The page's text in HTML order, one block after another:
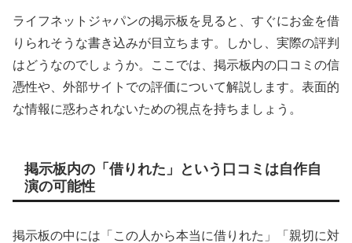
ライフネットジャパンの掲示板を見ると、すぐにお金を借
りられそうな書き込みが目立ちます。しかし、実際の評判
はどうなのでしょうか。ここでは、掲示板内の口コミの信
憑性や、外部サイトでの評価について解説します。表面的
な情報に惑わされないための視点を持ちましょう。
掲示板内の「借りれた」という口コミは自作自
演の可能性
掲示板の中には「この人から本当に借りれた」「親切に対